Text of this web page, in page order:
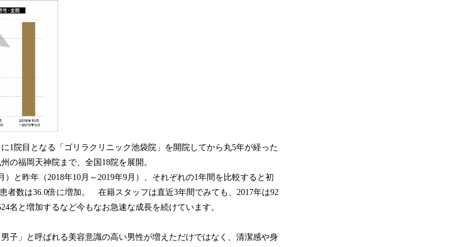
に1院目となる「ゴリラクリニック池袋院」を開院してから丸5年が経った
の福岡天神院まで、全国18院を展開。
）と昨年（2018年10月～2019年9月）、それぞれの1年間を比較すると初
者数は36.0倍に増加。 在籍スタッフは直近3年間でみても、2017年は92
名と増加するなど今もなお急速な成長を続けています。
子」と呼ばれる美容意識の高い男性が増えただけではなく、清潔感や身